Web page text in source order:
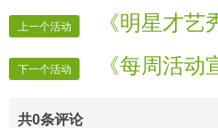
上一个活动 《明星才
下一个活动 《每周活动
共0条评论